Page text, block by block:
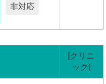
非対応
[クリニ
ック]